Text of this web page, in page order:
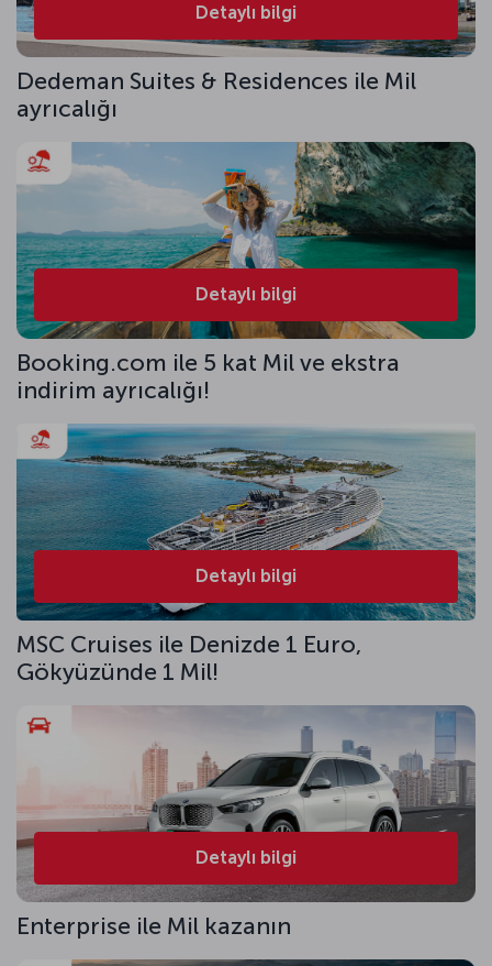
Detaylı bilgi
Dedeman Suites & Residences ile Mil
ayrıcalığı
Detaylı bilgi
Booking.com ile 5 kat Mil ve ekstra
indirim ayrıcalığı!
Detaylı bilgi
MSC Cruises ile Denizde 1 Euro,
Gökyüzünde 1 Mil!
Detaylı bilgi
Enterprise ile Mil kazanın